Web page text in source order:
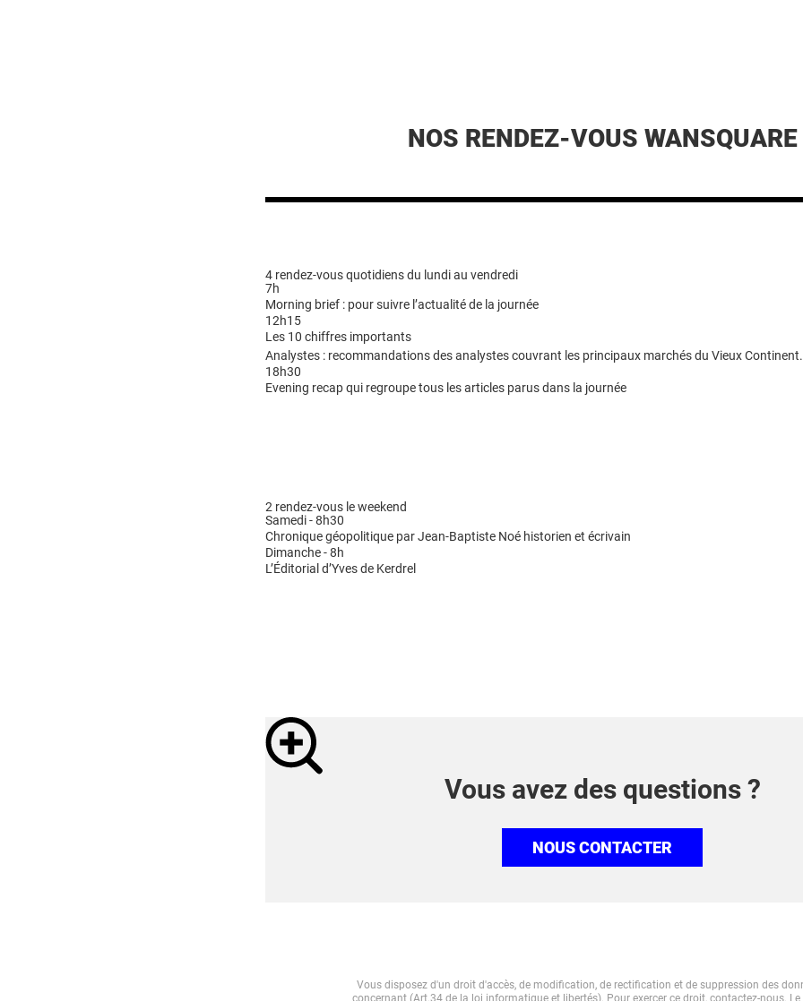
NOS RENDEZ-VOUS WANSQUARE
4 rendez-vous quotidiens du lundi au vendredi
7h
Morning brief : pour suivre l’actualité de la journée
12h15
Les 10 chiffres importants
Analystes : recommandations des analystes couvrant les principaux marchés du Vieux Continent.
18h30
Evening recap qui regroupe tous les articles parus dans la journée
2 rendez-vous le weekend
Samedi - 8h30
Chronique géopolitique par Jean-Baptiste Noé historien et écrivain
Dimanche - 8h
L’Éditorial d’Yves de Kerdrel
Vous avez des questions ?
NOUS CONTACTER
Vous disposez d'un droit d'accès, de modification, de rectification et de suppression des
concernant (Art.34 de la loi informatique et libertés). Pour exercer ce droit, contactez-nous.